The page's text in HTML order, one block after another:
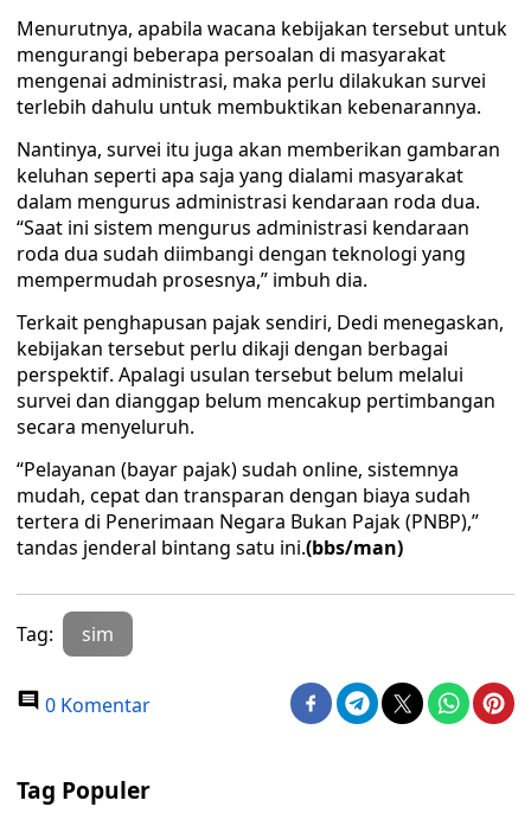
Menurutnya, apabila wacana kebijakan tersebut untuk
mengurangi beberapa persoalan di masyarakat
mengenai administrasi, maka perlu dilakukan survei
terlebih dahulu untuk membuktikan kebenarannya.
Nantinya, survei itu juga akan memberikan gambaran
keluhan seperti apa saja yang dialami masyarakat
dalam mengurus administrasi kendaraan roda dua.
“Saat ini sistem mengurus administrasi kendaraan
roda dua sudah diimbangi dengan teknologi yang
mempermudah prosesnya,” imbuh dia.
Terkait penghapusan pajak sendiri, Dedi menegaskan,
kebijakan tersebut perlu dikaji dengan berbagai
perspektif. Apalagi usulan tersebut belum melalui
survei dan dianggap belum mencakup pertimbangan
secara menyeluruh.
“Pelayanan (bayar pajak) sudah online, sistemnya
mudah, cepat dan transparan dengan biaya sudah
tertera di Penerimaan Negara Bukan Pajak (PNBP),”
tandas jenderal bintang satu ini.(bbs/man)
Tag: sim
0 Komentar
Tag Populer